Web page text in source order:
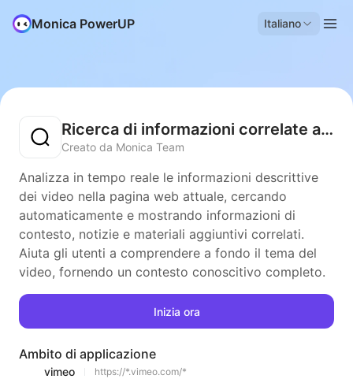
Monica PowerUP Italiano
Ricerca di informazioni correlate ai video
Creato da Monica Team
Analizza in tempo reale le informazioni descrittive
dei video nella pagina web attuale, cercando
automaticamente e mostrando informazioni di
contesto, notizie e materiali aggiuntivi correlati.
Aiuta gli utenti a comprendere a fondo il tema del
video, fornendo un contesto conoscitivo completo.
Inizia ora
Ambito di applicazione
vimeo https://*.vimeo.com/*